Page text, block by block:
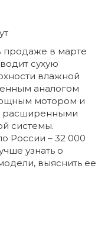
продаже в марте
сухую
влажной
аналогом
мотором и
расширенными
системы.
России – 32 000
узнать о
выяснить ее